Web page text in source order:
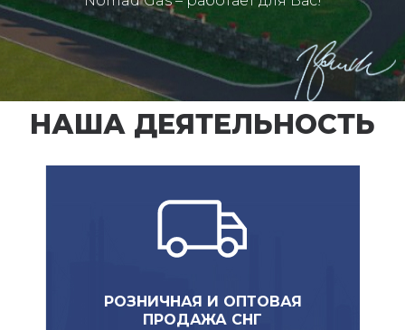
НАША ДЕЯТЕЛЬНОСТЬ
РОЗНИЧНАЯ И ОПТОВАЯ
ПРОДАЖА СНГ​